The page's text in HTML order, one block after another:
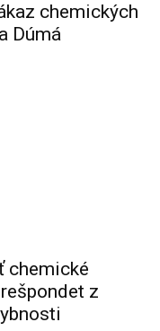
chemických
Dúmá
chemické
z